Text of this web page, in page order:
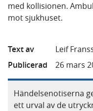
med kollisionen.
mot sjukhuset.
Text av
Leif
Publicerad
26 mars
Händelsenotiserna
ett urval av de